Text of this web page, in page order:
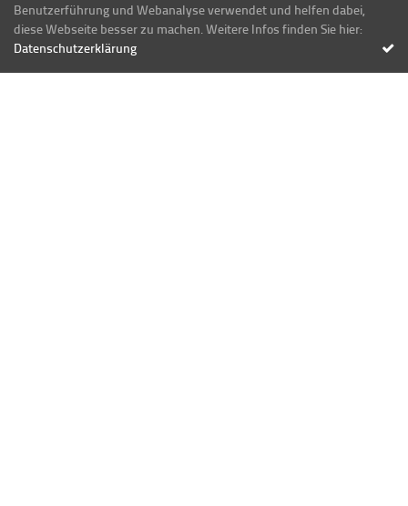
"Haben Sie noch Fragen?
Benutzerführung und Webanalyse verwendet und helfen dabei,
diese Webseite besser zu machen. Weitere Infos finden Sie hier:
Datenschutzerklärung